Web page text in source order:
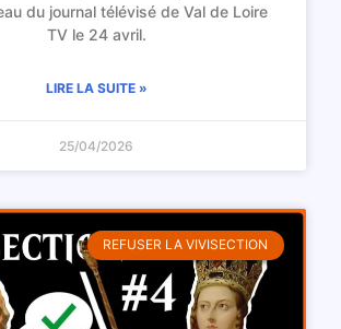
du journal télévisé de Val de Loire
TV le 24 avril.
LIRE LA SUITE »
25/04/2026
REFUSER LA VIVISECTION